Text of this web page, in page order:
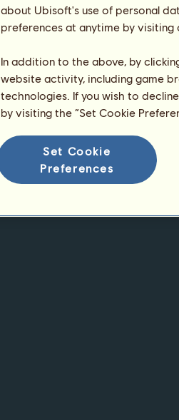
about Ubisoft's use of personal
preferences at anytime by
In addition to the above, by
website activity, including game
technologies. If you wish to
by visiting the “Set Cookie
Set Cookie
Preferences